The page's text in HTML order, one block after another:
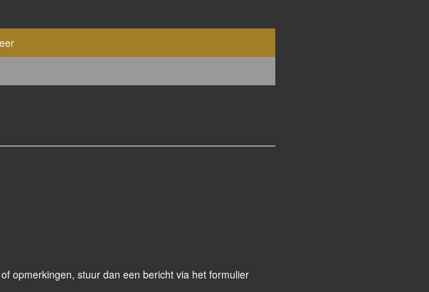
opmerkingen, stuur dan een bericht via het formulier